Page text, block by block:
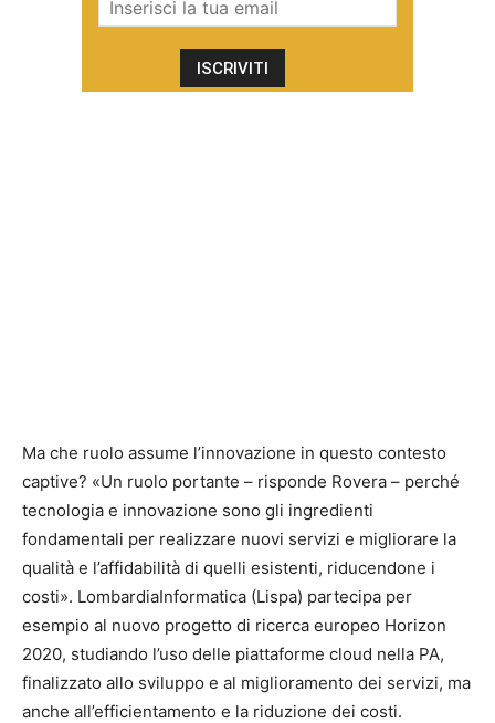
Ma che ruolo assume l’innovazione in questo contesto
captive? «Un ruolo portante – risponde Rovera – perché
tecnologia e innovazione sono gli ingredienti
fondamentali per realizzare nuovi servizi e migliorare la
qualità e l’affidabilità di quelli esistenti, riducendone i
costi». LombardiaInformatica (Lispa) partecipa per
esempio al nuovo progetto di ricerca europeo Horizon
2020, studiando l’uso delle piattaforme cloud nella PA,
finalizzato allo sviluppo e al miglioramento dei servizi, ma
anche all’efficientamento e la riduzione dei costi.